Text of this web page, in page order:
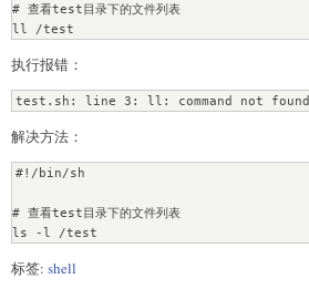
# 查看test目录下的文件列表
ll /test
执行报错：
test.sh: line 3: ll: command not found
解决方法：
#!/bin/sh
# 查看test目录下的文件列表
ls -l /test
标签: shell